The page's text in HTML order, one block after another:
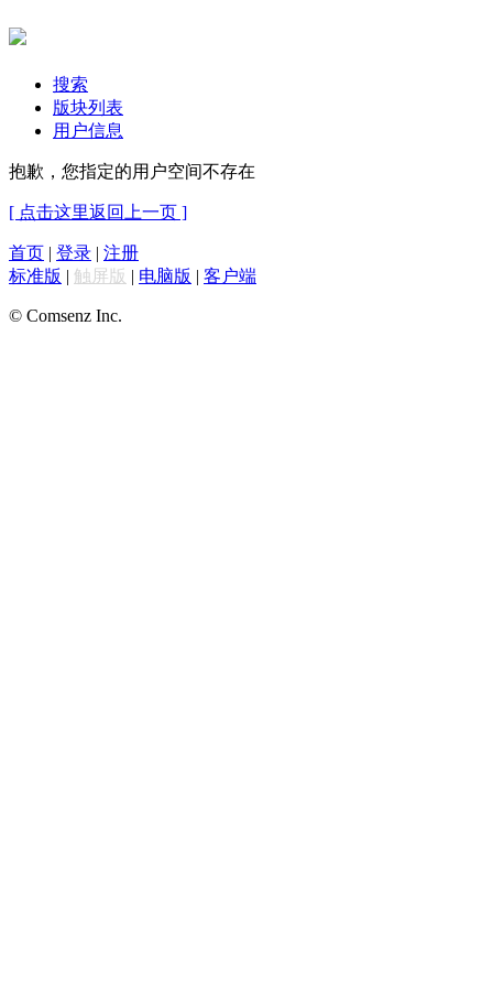
搜索
版块列表
用户信息
抱歉，您指定的用户空间不存在
[ 点击这里返回上一页 ]
首页 | 登录 | 注册
标准版 | 触屏版 | 电脑版 | 客户端
© Comsenz Inc.